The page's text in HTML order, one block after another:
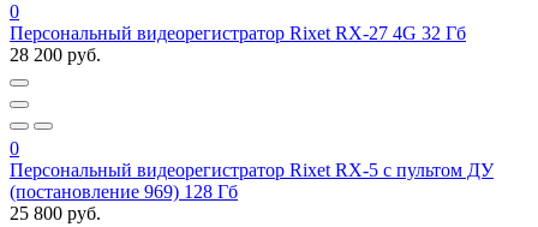
0
Персональный видеорегистратор Rixet RX-27 4G 32 Гб
28 200 руб.
0
Персональный видеорегистратор Rixet RX-5 с пультом ДУ
(постановление 969) 128 Гб
25 800 руб.